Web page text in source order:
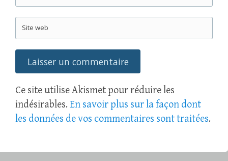
Site web
Ce site utilise Akismet pour réduire les
indésirables. En savoir plus sur la façon dont
les données de vos commentaires sont traitées.